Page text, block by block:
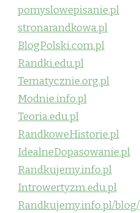
pomyslowepisanie.pl
stronarandkowa.pl
BlogPolski.com.pl
Randki.edu.pl
Tematycznie.org.pl
Modnie.info.pl
Teoria.edu.pl
RandkoweHistorie.pl
IdealneDopasowanie.pl
Randkujemy.info.pl
Introwertyzm.edu.pl
Randkujemy.info.pl/blog/